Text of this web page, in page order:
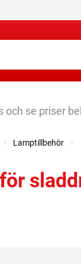
och se priser
Lamptillbehör